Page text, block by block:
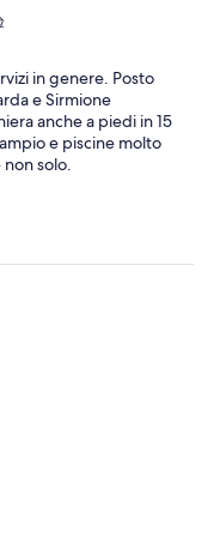
in genere. Posto
e Sirmione
anche a piedi in 15
e piscine molto
solo.